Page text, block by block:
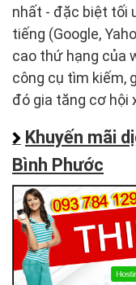
nhất - đặc biệt tối
tiếng (Google,
cao thứ hạng của
công cụ tìm kiếm,
đó gia tăng cơ hội
Khuyến mãi
Bình Phước